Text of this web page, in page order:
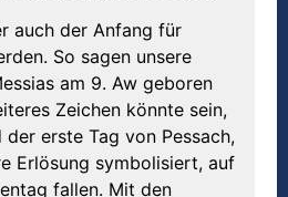
auch der Anfang für
So sagen unsere
am 9. Aw geboren
Zeichen könnte sein,
erste Tag von Pessach,
Erlösung symbolisiert, auf
fallen. Mit den